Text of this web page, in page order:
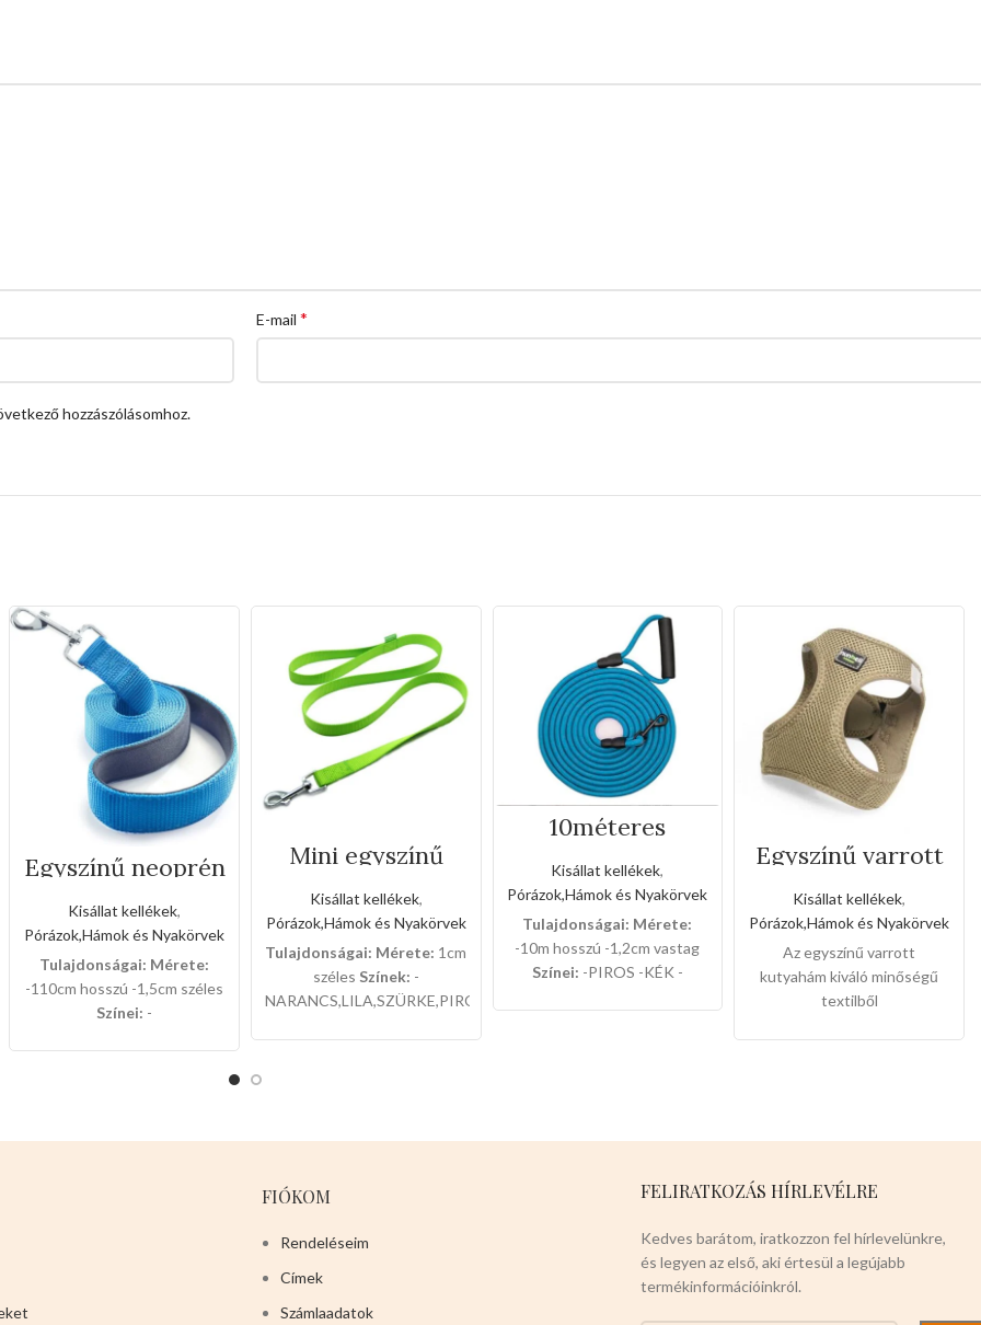
E-mail *
hozzászólásomhoz.
Egyszínű neoprén
kézipóráz (Kis
méret)
Kisállat kellékek,
Pórázok,Hámok és Nyakörvek
Tulajdonságai: Mérete:
-110cm hosszú -1,5cm széles
Színei: -
NEONZÖLD,KÉK,PIROS,SÖTÉTZÖLD,VILÁGOS
Mini egyszínű
textil kézipórázok
Kisállat kellékek,
Pórázok,Hámok és Nyakörvek
Tulajdonságai: Mérete: 1cm
széles Színek: -
NARANCS,LILA,SZÜRKE,PIROS,KÉK,ZÖLD,ZÖLDESKÉK
10méteres
szalagos
kézipóráz
Kisállat kellékek,
Pórázok,Hámok és Nyakörvek
Tulajdonságai: Mérete:
-10m hosszú -1,2cm vastag
Színei: -PIROS -KÉK -
Egyszínű varrott
kutyahám(Közepe
s méret)
Kisállat kellékek,
Pórázok,Hámok és Nyakörvek
Az egyszínű varrott
kutyahám kiváló minőségű
textilből
utcán.Télen megvéd a
rugalmas,nyáron szellőző
a termék tökéletes a
házikedvencek számára.
Javasolt testtömeg:4-7kg
FIÓKOM
Rendeléseim
Címek
Számlaadatok
FELIRATKOZÁS HÍRLEVÉLRE
Kedves barátom, iratkozzon fel hírlevelünkre,
és legyen az első, aki értesül a legújabb
termékinformációinkról.